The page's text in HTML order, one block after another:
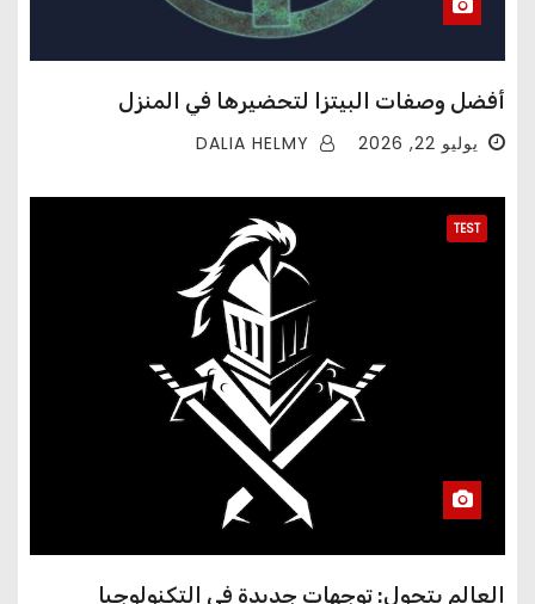
أفضل وصفات البيتزا لتحضيرها في المنزل
يوليو 22, 2026
TEST
العالم يتحول: توجهات جديدة في التكنولوجيا